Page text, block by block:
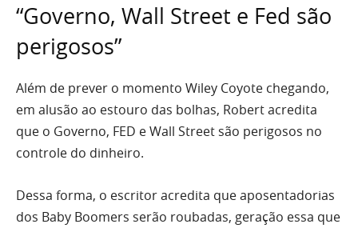
“Governo, Wall Street e Fed são
perigosos”
Além de prever o momento Wiley Coyote chegando,
em alusão ao estouro das bolhas, Robert acredita
que o Governo, FED e Wall Street são perigosos no
controle do dinheiro.
Dessa forma, o escritor acredita que aposentadorias
dos Baby Boomers serão roubadas, geração essa que